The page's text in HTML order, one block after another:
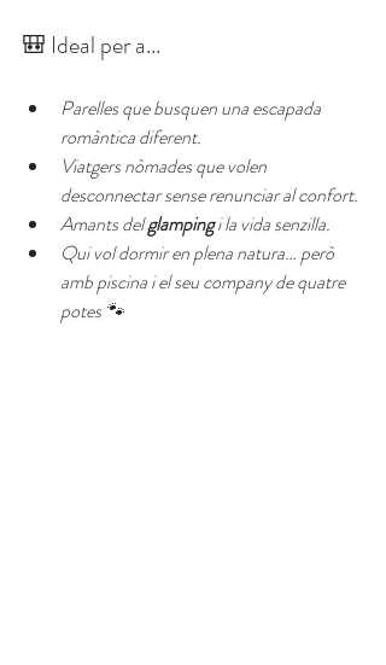
🎒 Ideal per a...
Parelles que busquen una escapada
romàntica diferent.
Viatgers nòmades que volen
desconnectar sense renunciar al confort.
Amants del glamping i la vida senzilla.
Qui vol dormir en plena natura… però
amb piscina i el seu company de quatre
potes 🐾